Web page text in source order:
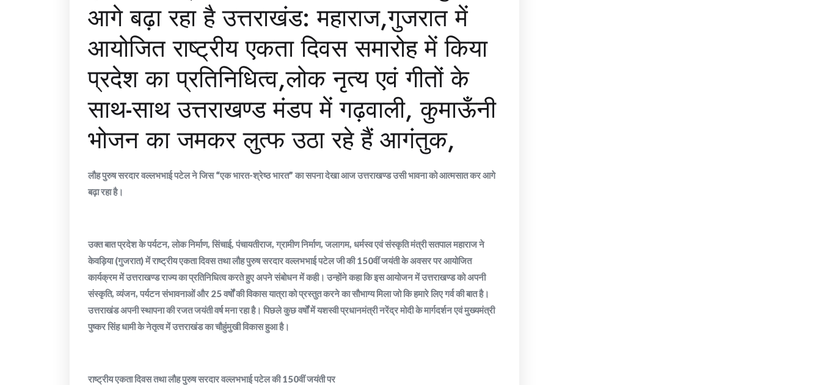
आगे बढ़ा रहा है उत्तराखंड: महाराज,गुजरात में
आयोजित राष्ट्रीय एकता दिवस समारोह में किया
प्रदेश का प्रतिनिधित्व,लोक नृत्य एवं गीतों के
साथ-साथ उत्तराखण्ड मंडप में गढ़वाली, कुमाऊँनी
भोजन का जमकर लुत्फ उठा रहे हैं आगंतुक,
लौह पुरुष सरदार वल्लभभाई पटेल ने जिस “एक भारत-श्रेष्ठ भारत” का सपना देखा आज उत्तराखण्ड उसी भावना को आत्मसात कर आगे
बढ़ा रहा है।
उक्त बात प्रदेश के पर्यटन, लोक निर्माण, सिंचाई, पंचायतीराज, ग्रामीण निर्माण, जलागम, धर्मस्व एवं संस्कृति मंत्री सतपाल महाराज ने
केवड़िया (गुजरात) में राष्ट्रीय एकता दिवस तथा लौह पुरुष सरदार वल्लभभाई पटेल जी की 150वीं जयंती के अवसर पर आयोजित
कार्यक्रम में उत्तराखण्ड राज्य का प्रतिनिधित्व करते हुए अपने संबोधन में कही। उन्होंने कहा कि इस आयोजन में उत्तराखण्ड को अपनी
संस्कृति, व्यंजन, पर्यटन संभावनाओं और 25 वर्षों की विकास यात्रा को प्रस्तुत करने का सौभाग्य मिला जो कि हमारे लिए गर्व की बात है।
उत्तराखंड अपनी स्थापना की रजत जयंती वर्ष मना रहा है। पिछले कुछ वर्षों में यशस्वी प्रधानमंत्री नरेंद्र मोदी के मार्गदर्शन एवं मुख्यमंत्री
पुष्कर सिंह धामी के नेतृत्व में उत्तराखंड का चौहुंमुखी विकास हुआ है।
राष्ट्रीय एकता दिवस तथा लौह पुरुष सरदार वल्लभभाई पटेल की 150वीं जयंती पर